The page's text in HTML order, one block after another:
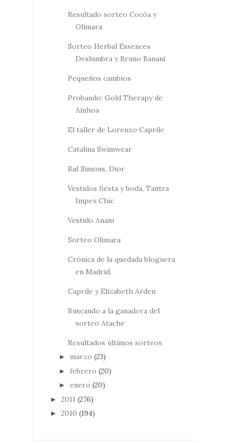
Resultado sorteo Cocöa y
Olimara
Sorteo Herbal Essences
Deslumbra y Bruno Banani
Pequeños cambios
Probando: Gold Therapy de
Ainhoa
El taller de Lorenzo Caprile
Catalina Swimwear
Raf Simons, Dior
Vestidos fiesta y boda, Tantra
Impex Chic
Vestido Anani
Sorteo Olimara
Crónica de la quedada bloguera
en Madrid.
Caprile y Elizabeth Arden
Buscando a la ganadora del
sorteo Atache
Resultados últimos sorteos
► marzo (23)
► febrero (20)
► enero (20)
► 2011 (276)
► 2010 (194)